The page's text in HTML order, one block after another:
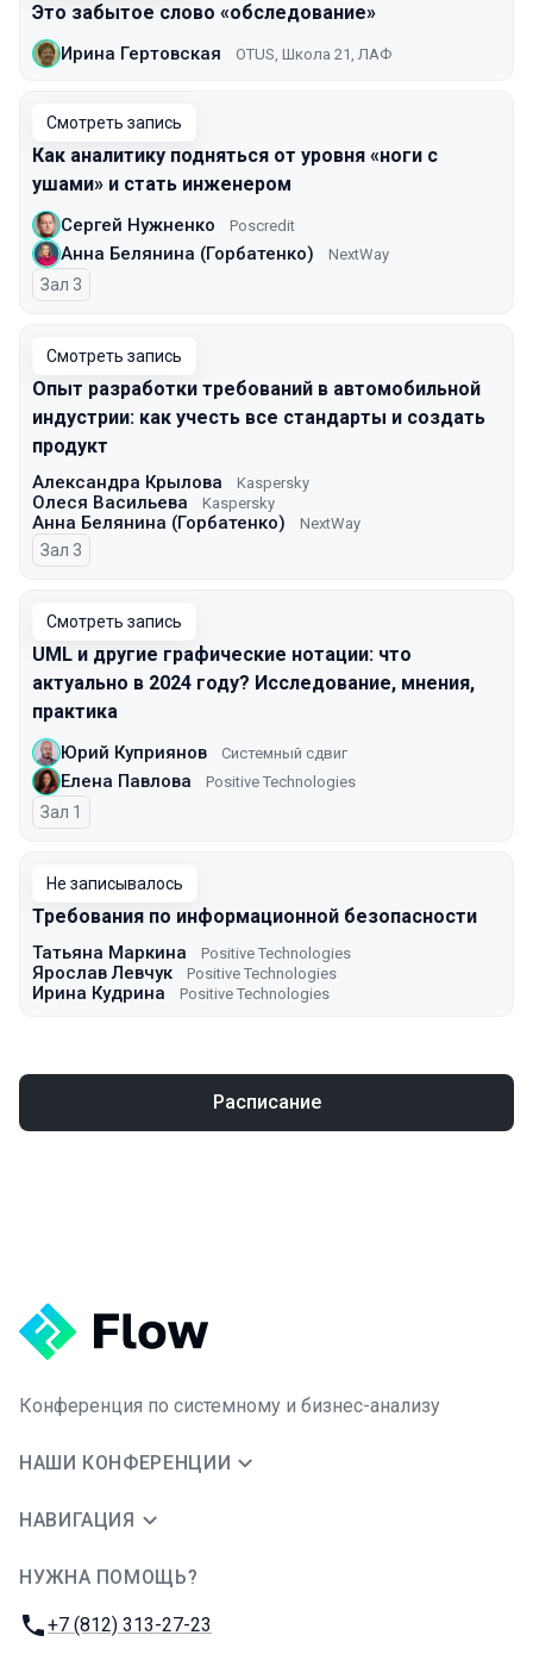
Это забытое слово «обследование»
Ирина Гертовская OTUS, Школа 21, ЛАФ
Смотреть запись
Как аналитику подняться от уровня «ноги с
ушами» и стать инженером
Сергей Нужненко Poscredit
Анна Белянина (Горбатенко) NextWay
Зал 3
Смотреть запись
Опыт разработки требований в автомобильной
индустрии: как учесть все стандарты и создать
продукт
Александра Крылова Kaspersky
Олеся Васильева Kaspersky
Анна Белянина (Горбатенко) NextWay
Зал 3
Смотреть запись
UML и другие графические нотации: что
актуально в 2024 году? Исследование, мнения,
практика
Юрий Куприянов Системный сдвиг
Елена Павлова Positive Technologies
Зал 1
Не записывалось
Требования по информационной безопасности
Татьяна Маркина Positive Technologies
Ярослав Левчук Positive Technologies
Ирина Кудрина Positive Technologies
Расписание
Конференция по системному и бизнес-анализу
НАШИ КОНФЕРЕНЦИИ
НАВИГАЦИЯ
НУЖНА ПОМОЩЬ?
Телефон:
+7 (812) 313-27-23